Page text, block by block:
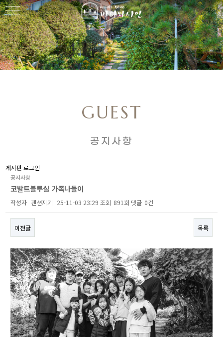
GUEST
공지사항
게시판 로그인
공지사항
코발트블루실 가족나들이
작성자 펜션지기 25-11-03 23:29 조회 891회 댓글 0건
이전글 목록
본문